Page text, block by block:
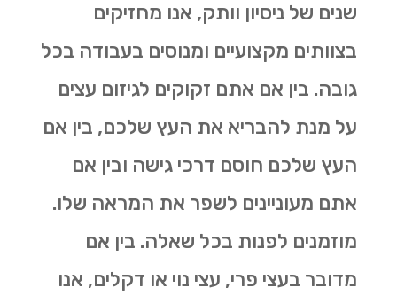
שנים של ניסיון וותק, אנו מחזיקים
בצוותים מקצועיים ומנוסים בעבודה בכל
גובה. בין אם אתם זקוקים לגיזום עצים
על מנת להבריא את העץ שלכם, בין אם
העץ שלכם חוסם דרכי גישה ובין אם
אתם מעוניינים לשפר את המראה שלו.
מוזמנים לפנות בכל שאלה. בין אם
מדובר בעצי פרי, עצי נוי או דקלים, אנו